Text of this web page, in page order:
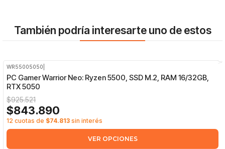
También podría interesarte uno de estos
WR55005050
PC Gamer Warrior Neo: Ryzen 5500, SSD M.2, RAM 16/32GB,
RTX 5050
$925.521
$843.890
12 cuotas de $74.813 sin interés
VER OPCIONES